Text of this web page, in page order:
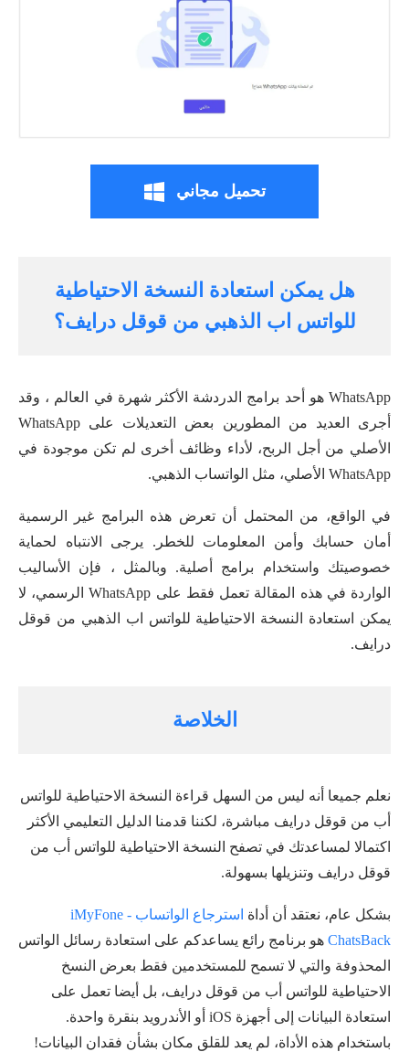
تحميل مجاني
هل يمكن استعادة النسخة الاحتياطية
للواتس اب الذهبي من قوقل درايف؟
WhatsApp هو أحد برامج الدردشة الأكثر شهرة في العالم ، وقد
أجرى العديد من المطورين بعض التعديلات على WhatsApp
الأصلي من أجل الربح، لأداء وظائف أخرى لم تكن موجودة في
WhatsApp الأصلي، مثل الواتساب الذهبي.
في الواقع، من المحتمل أن تعرض هذه البرامج غير الرسمية
أمان حسابك وأمن المعلومات للخطر. يرجى الانتباه لحماية
خصوصيتك واستخدام برامج أصلية. وبالمثل ، فإن الأساليب
الواردة في هذه المقالة تعمل فقط على WhatsApp الرسمي، لا
يمكن استعادة النسخة الاحتياطية للواتس اب الذهبي من قوقل
درايف.
الخلاصة
نعلم جميعا أنه ليس من السهل قراءة النسخة الاحتياطية للواتس
أب من قوقل درايف مباشرة، لكننا قدمنا الدليل التعليمي الأكثر
اكتمالا لمساعدتك في تصفح النسخة الاحتياطية للواتس أب من
قوقل درايف وتنزيلها بسهولة.
بشكل عام، نعتقد أن أداة
استرجاع الواتساب - iMyFone
ChatsBack هو برنامج رائع يساعدكم على استعادة رسائل الواتس
المحذوفة والتي لا تسمح للمستخدمين فقط بعرض النسخ
الاحتياطية للواتس أب من قوقل درايف، بل أيضا تعمل على
استعادة البيانات إلى أجهزة iOS أو الأندرويد بنقرة واحدة.
باستخدام هذه الأداة، لم يعد للقلق مكان بشأن فقدان البيانات!